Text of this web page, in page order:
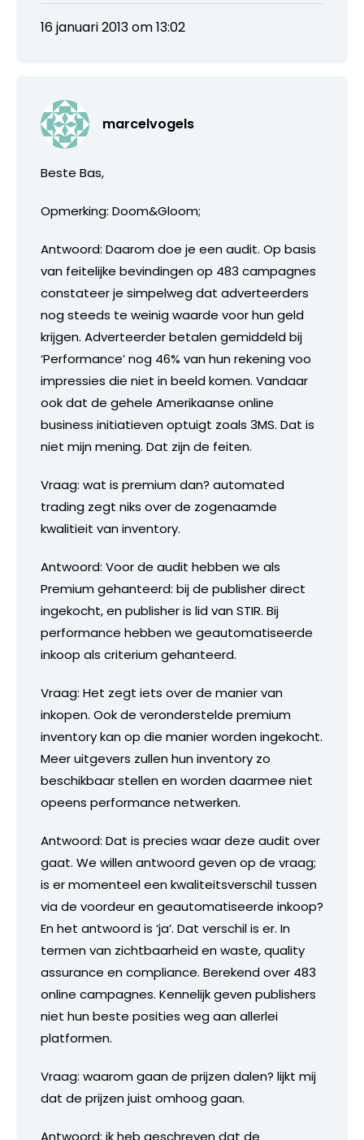
16 januari 2013 om 13:02
marcelvogels
Beste Bas,
Opmerking: Doom&Gloom;
Antwoord: Daarom doe je een audit. Op basis
van feitelijke bevindingen op 483 campagnes
constateer je simpelweg dat adverteerders
nog steeds te weinig waarde voor hun geld
krijgen. Adverteerder betalen gemiddeld bij
‘Performance’ nog 46% van hun rekening voo
impressies die niet in beeld komen. Vandaar
ook dat de gehele Amerikaanse online
business initiatieven optuigt zoals 3MS. Dat is
niet mijn mening. Dat zijn de feiten.
Vraag: wat is premium dan? automated
trading zegt niks over de zogenaamde
kwalitieit van inventory.
Antwoord: Voor de audit hebben we als
Premium gehanteerd: bij de publisher direct
ingekocht, en publisher is lid van STIR. Bij
performance hebben we geautomatiseerde
inkoop als criterium gehanteerd.
Vraag: Het zegt iets over de manier van
inkopen. Ook de veronderstelde premium
inventory kan op die manier worden ingekocht.
Meer uitgevers zullen hun inventory zo
beschikbaar stellen en worden daarmee niet
opeens performance netwerken.
Antwoord: Dat is precies waar deze audit over
gaat. We willen antwoord geven op de vraag;
is er momenteel een kwaliteitsverschil tussen
via de voordeur en geautomatiseerde inkoop?
En het antwoord is ‘ja’. Dat verschil is er. In
termen van zichtbaarheid en waste, quality
assurance en compliance. Berekend over 483
online campagnes. Kennelijk geven publishers
niet hun beste posities weg aan allerlei
platformen.
Vraag: waarom gaan de prijzen dalen? lijkt mij
dat de prijzen juist omhoog gaan.
Antwoord: ik heb geschreven dat de